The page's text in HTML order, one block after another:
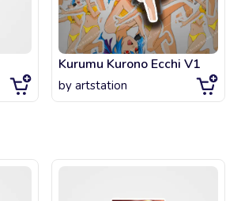
Kurumu Kurono Ecchi V1
by artstation